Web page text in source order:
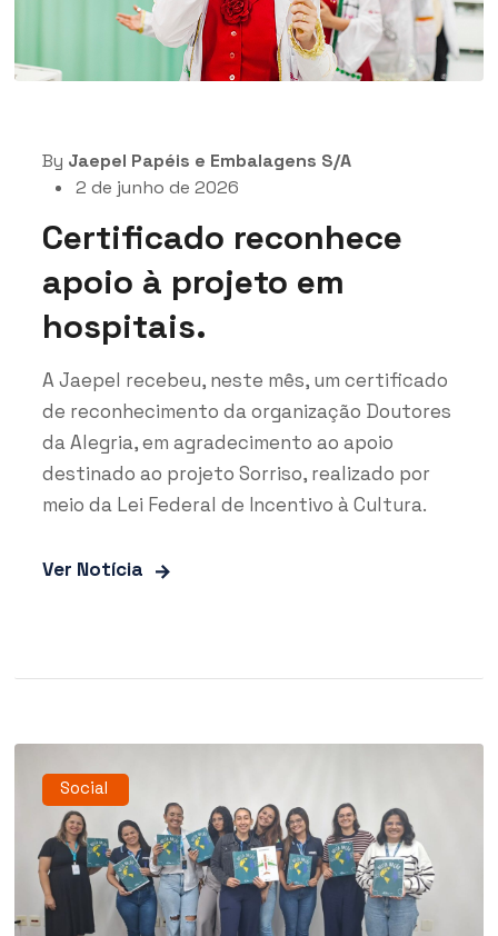
By Jaepel Papéis e Embalagens S/A
2 de junho de 2026
Certificado reconhece
apoio à projeto em
hospitais.
A Jaepel recebeu, neste mês, um certificado
de reconhecimento da organização Doutores
da Alegria, em agradecimento ao apoio
destinado ao projeto Sorriso, realizado por
meio da Lei Federal de Incentivo à Cultura.
Ver Notícia
Social